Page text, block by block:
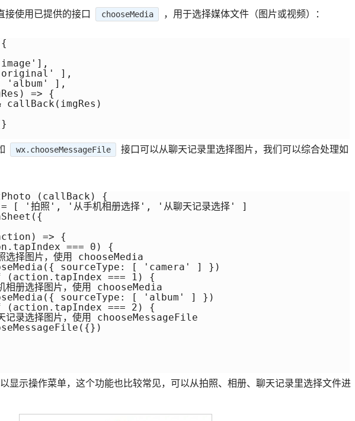
接使用已提供的接口 chooseMedia ，用于选择媒体文件（图片或视频）：
],
'album' ],
=> {
callBack(imgRes)
wx.chooseMessageFile
接口可以从聊天记录里选择图片，我们可以综合处理如
(callBack) {
'拍照', '从手机相册选择', '从聊天记录选择' ]
=> {
=== 0) {
择图片，使用 chooseMedia
sourceType: [ 'camera' ] })
(action.tapIndex === 1) {
册选择图片，使用 chooseMedia
sourceType: [ 'album' ] })
(action.tapIndex === 2) {
录选择图片，使用 chooseMessageFile
显示操作菜单，这个功能也比较常见，可以从拍照、相册、聊天记录里选择文件进